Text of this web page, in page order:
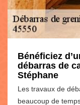
Bénéficiez
débarras de
Stéphane
Les travaux de
beaucoup de